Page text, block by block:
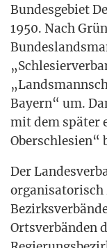
Bun­des­ge­biet
1950. Nach
Bay­ern“ um.
mit dem spä­ter
Ober­schle­si­en“
Der
orga­ni­sa­to­risch
Orts­ver­bän­den